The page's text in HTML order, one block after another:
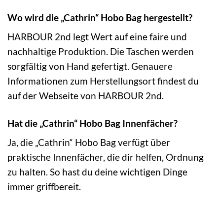
Wo wird die „Cathrin“ Hobo Bag hergestellt?
HARBOUR 2nd legt Wert auf eine faire und
nachhaltige Produktion. Die Taschen werden
sorgfältig von Hand gefertigt. Genauere
Informationen zum Herstellungsort findest du
auf der Webseite von HARBOUR 2nd.
Hat die „Cathrin“ Hobo Bag Innenfächer?
Ja, die „Cathrin“ Hobo Bag verfügt über
praktische Innenfächer, die dir helfen, Ordnung
zu halten. So hast du deine wichtigen Dinge
immer griffbereit.